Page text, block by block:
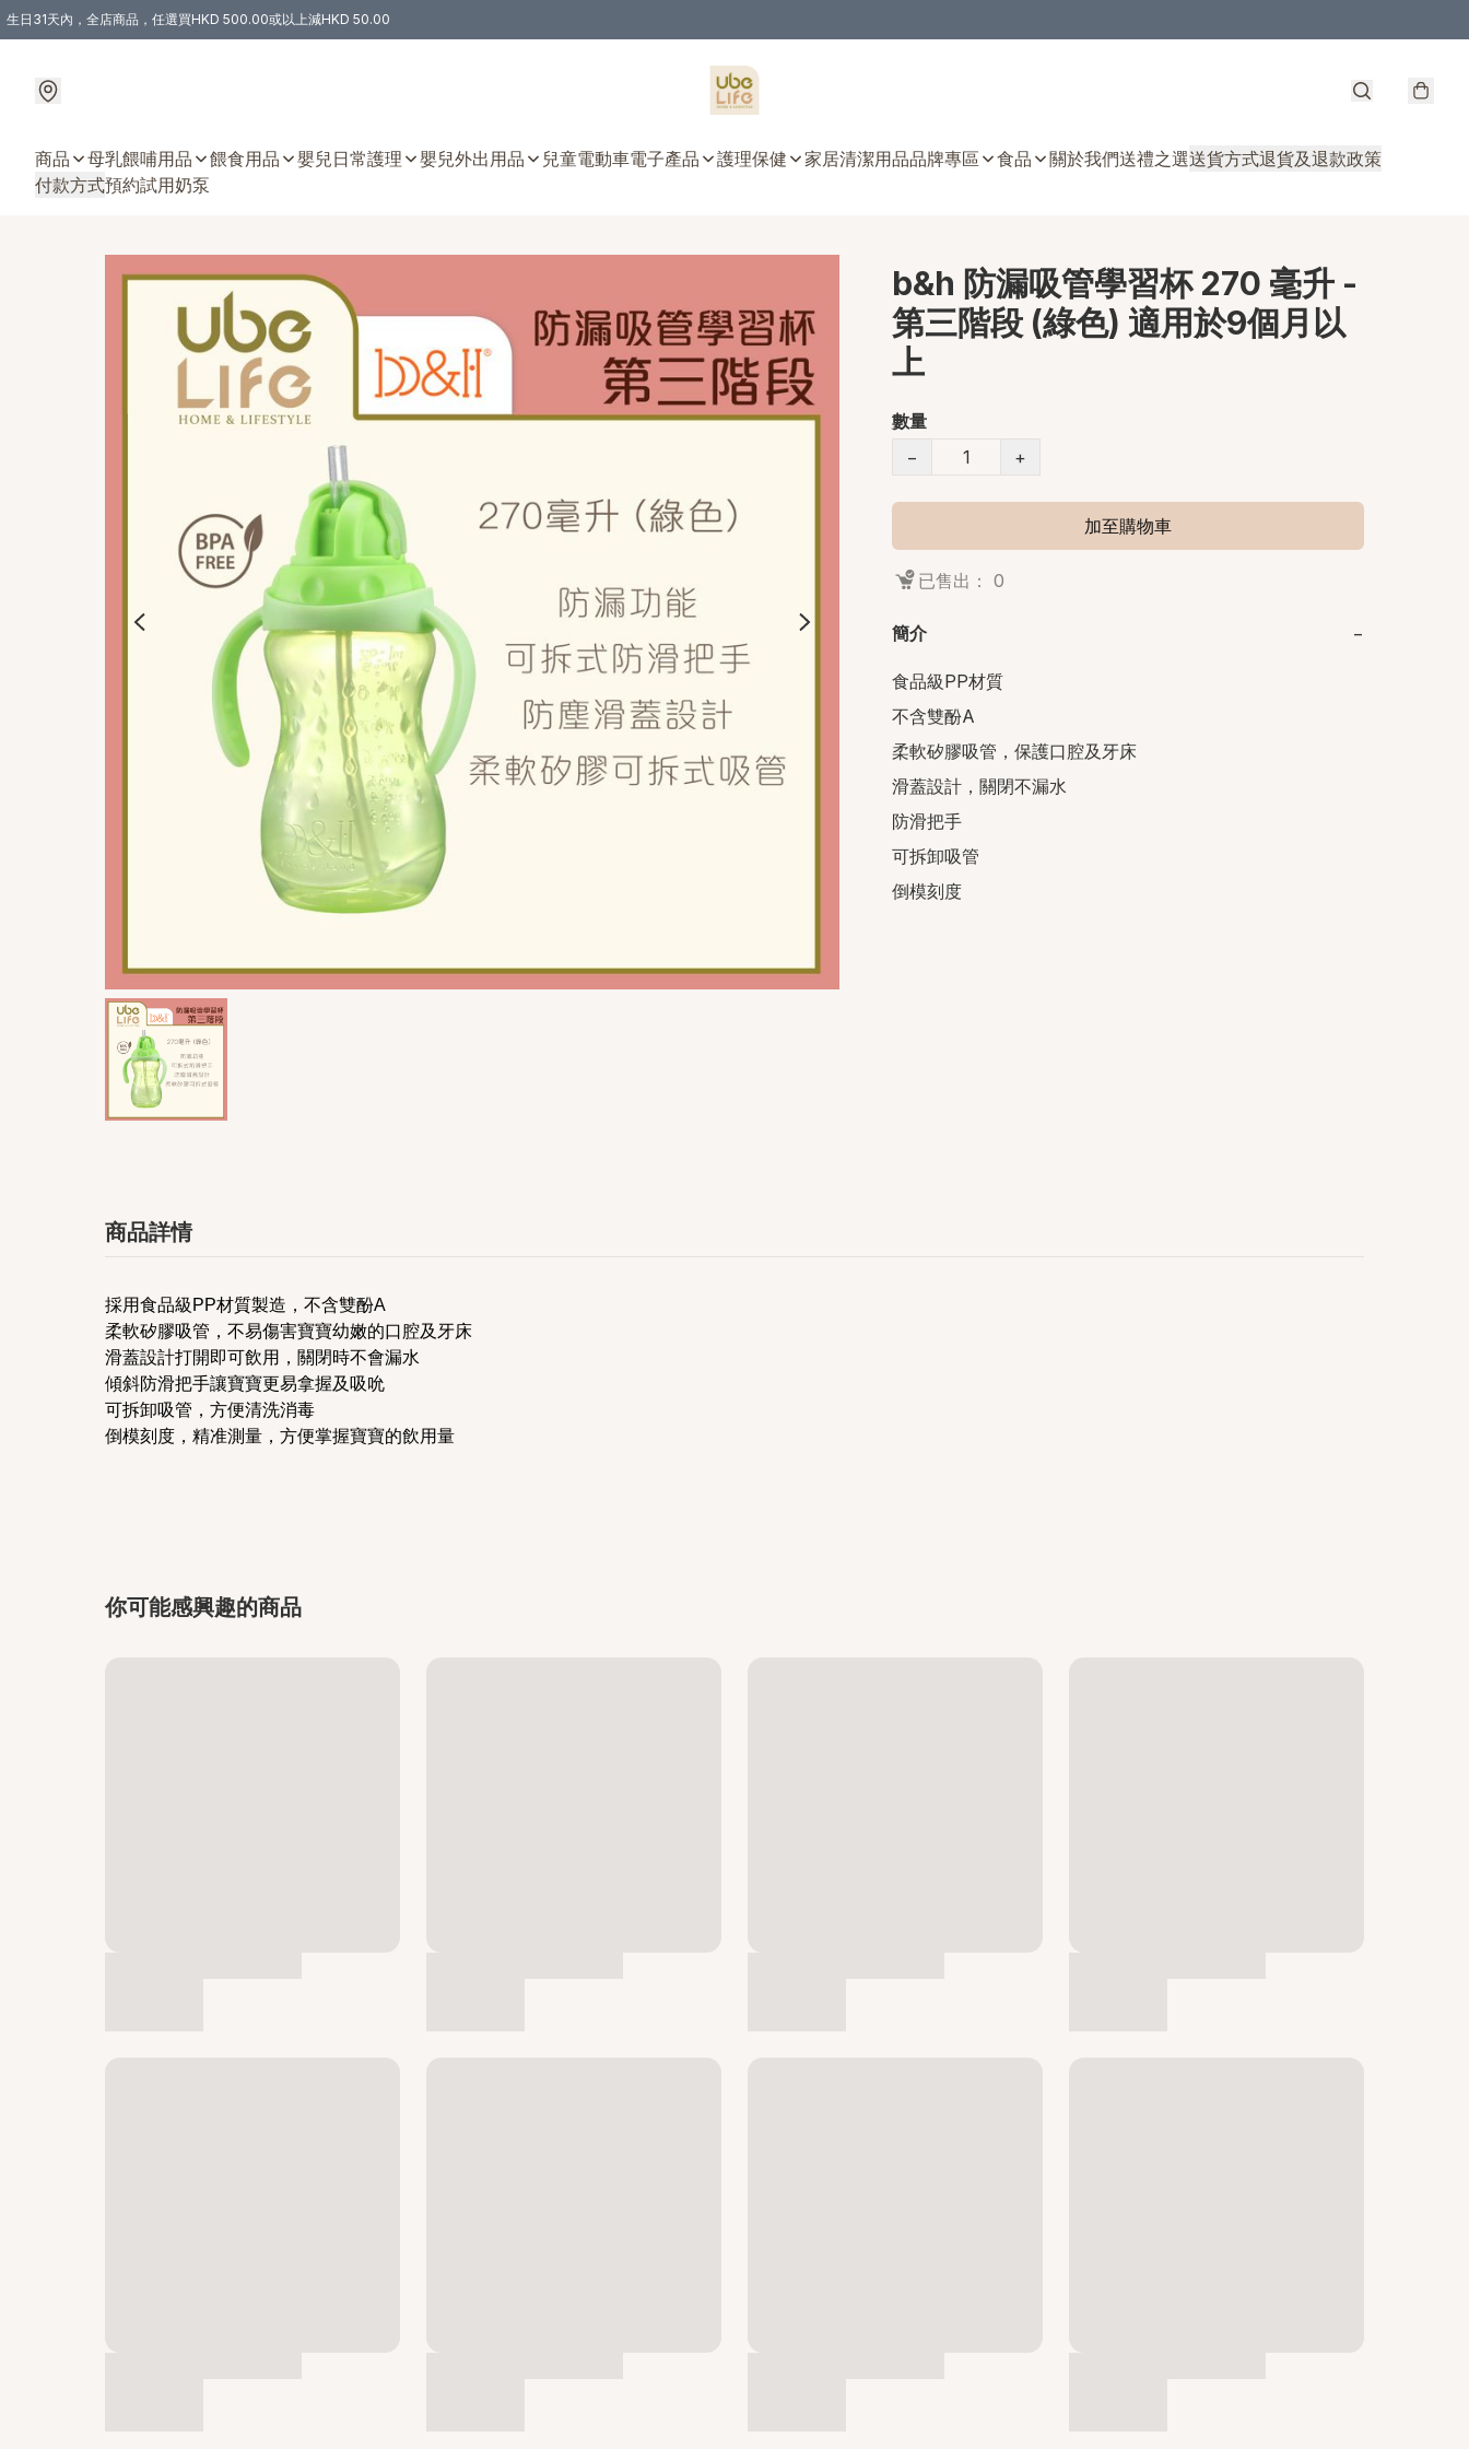
生日31天內，全店商品，任選買HKD 500.00或以上減HKD 50.00
商品 母乳餵哺用品 餵食用品 嬰兒日常護理 嬰兒外出用品 兒童電動車電子產品 護理保健 家居清潔用品品牌專區 食品 關於我們送禮之選送貨方式退貨及退款政策
付款方式預約試用奶泵
b&h 防漏吸管學習杯 270 毫升 -
第三階段 (綠色) 適用於9個月以
上
數量
−
+
加至購物車
已售出： 0
簡介 −
食品級PP材質
不含雙酚A
柔軟矽膠吸管，保護口腔及牙床
滑蓋設計，關閉不漏水
防滑把手
可拆卸吸管
倒模刻度
商品詳情
採用食品級PP材質製造，不含雙酚A
柔軟矽膠吸管，不易傷害寶寶幼嫩的口腔及牙床
滑蓋設計打開即可飲用，關閉時不會漏水
傾斜防滑把手讓寶寶更易拿握及吸吮
可拆卸吸管，方便清洗消毒
倒模刻度，精准測量，方便掌握寶寶的飲用量
你可能感興趣的商品